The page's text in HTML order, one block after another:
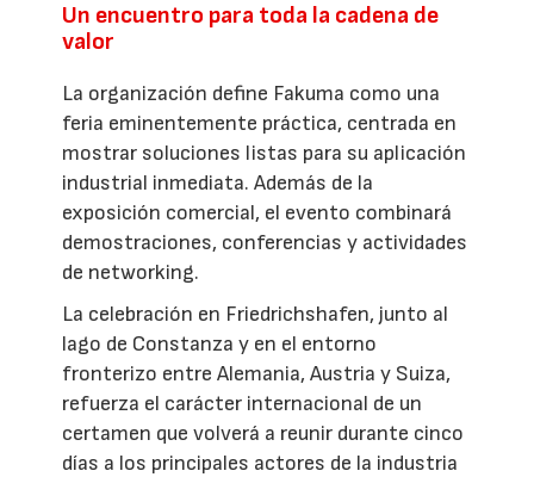
Un encuentro para toda la cadena de
valor
La organización define Fakuma como una
feria eminentemente práctica, centrada en
mostrar soluciones listas para su aplicación
industrial inmediata. Además de la
exposición comercial, el evento combinará
demostraciones, conferencias y actividades
de networking.
La celebración en Friedrichshafen, junto al
lago de Constanza y en el entorno
fronterizo entre Alemania, Austria y Suiza,
refuerza el carácter internacional de un
certamen que volverá a reunir durante cinco
días a los principales actores de la industria